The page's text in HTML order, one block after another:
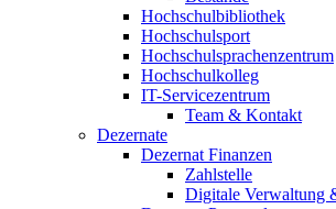
Hochschulbibliothek
Hochschulsport
Hochschulsprachenzentrum
Hochschulkolleg
IT-Servicezentrum
Team & Kontakt
Dezernate
Dezernat Finanzen
Zahlstelle
Digitale Verwaltung